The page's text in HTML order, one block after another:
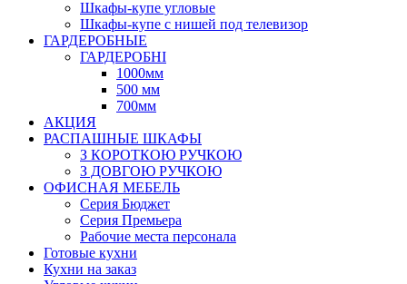
Шкафы-купе угловые
Шкафы-купе с нишей под телевизор
ГАРДЕРОБНЫЕ
ГАРДЕРОБНІ
1000мм
500 мм
700мм
АКЦИЯ
РАСПАШНЫЕ ШКАФЫ
З КОРОТКОЮ РУЧКОЮ
З ДОВГОЮ РУЧКОЮ
ОФИСНАЯ МЕБЕЛЬ
Серия Бюджет
Серия Премьера
Рабочие места персонала
Готовые кухни
Кухни на заказ